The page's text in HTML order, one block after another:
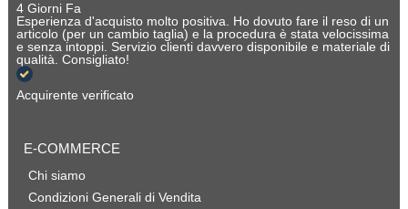
4 Giorni Fa
Esperienza d'acquisto molto positiva. Ho dovuto fare il reso di un
articolo (per un cambio taglia) e la procedura è stata velocissima
e senza intoppi. Servizio clienti davvero disponibile e materiale di
qualità. Consigliato!
Acquirente verificato
E-COMMERCE
Chi siamo
Condizioni Generali di Vendita